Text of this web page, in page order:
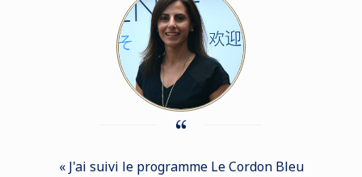
« J'ai suivi le programme Le Cordon Bleu